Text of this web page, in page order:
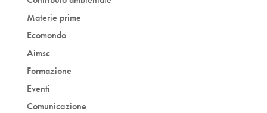
Materie prime
Ecomondo
Aimsc
Formazione
Eventi
Comunicazione